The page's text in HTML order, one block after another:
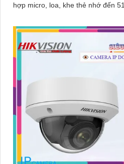
hợp micro, loa, khe thẻ nhớ đến
quả